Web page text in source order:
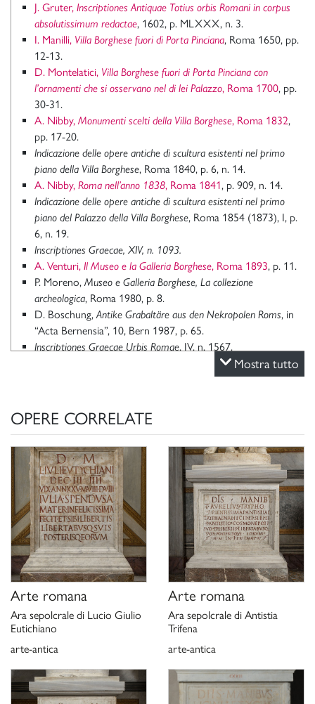
J. Gruter, Inscriptiones Antiquae Totius orbis Romani in corpus
absolutissimum redactae, 1602, p. MLXXX, n. 3.
I. Manilli, Villa Borghese fuori di Porta Pinciana, Roma 1650, pp.
12-13.
D. Montelatici, Villa Borghese fuori di Porta Pinciana con
l’ornamenti che si osservano nel di lei Palazzo, Roma 1700, pp.
30-31.
A. Nibby, Monumenti scelti della Villa Borghese, Roma 1832,
pp. 17-20.
Indicazione delle opere antiche di scultura esistenti nel primo
piano della Villa Borghese, Roma 1840, p. 6, n. 14.
A. Nibby, Roma nell’anno 1838, Roma 1841, p. 909, n. 14.
Indicazione delle opere antiche di scultura esistenti nel primo
piano del Palazzo della Villa Borghese, Roma 1854 (1873), I, p.
6, n. 19.
Inscriptiones Graecae, XIV, n. 1093.
A. Venturi, Il Museo e la Galleria Borghese, Roma 1893, p. 11.
P. Moreno, Museo e Galleria Borghese, La collezione
archeologica, Roma 1980, p. 8.
D. Boschung,Antike Grabaltäre aus den Nekropolen Roms, in
“Acta Bernensia”, 10, Bern 1987, p. 65.
Inscriptiones Graecae Urbis Romae, IV, n. 1567.
P. Moreno, Ch. Stefani, Galleria Borghese, Milano 2000, p. 38.
I marmi antichi della Galleria Borghese.
Roma 2003, pp. 83-84, n. 36.
Scheda di catalogo 12/00147885, P. Moreno 1975;
aggiornamento G. Ciccarello 2020.
Mostra tutto
OPERE CORRELATE
Arte romana
Ara sepolcrale di Lucio Giulio
Eutichiano
arte-antica
Arte romana
Ara sepolcrale di Antistia
Trifena
arte-antica